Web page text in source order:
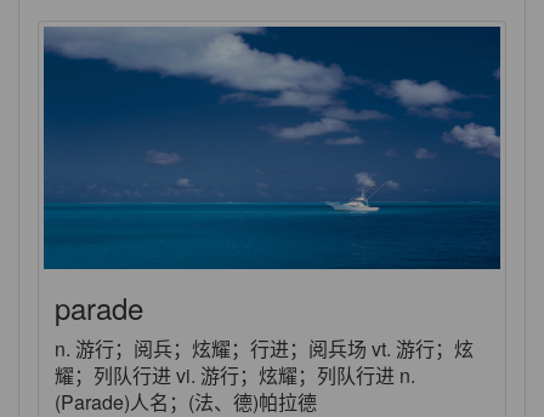
parade
n. 游行；阅兵；炫耀；行进；阅兵场 vt. 游行；炫
耀；列队行进 vi. 游行；炫耀；列队行进 n.
(Parade)人名；(法、德)帕拉德